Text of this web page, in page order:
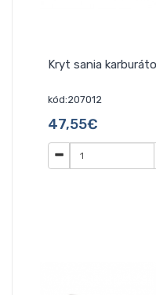
Kryt sania
kód:207012
47,55€